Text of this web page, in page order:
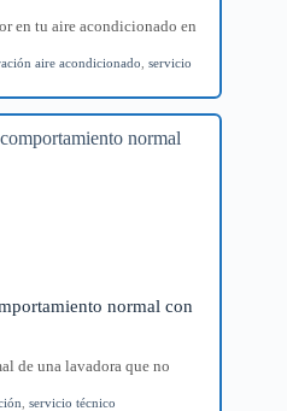
en tu aire acondicionado en
aire acondicionado servicio
normal con
de una lavadora que no
servicio técnico